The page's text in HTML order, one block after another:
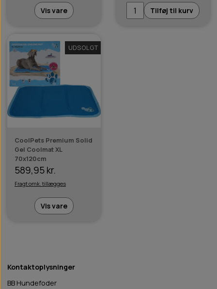
Vis vare Tilføj til kurv
UDSOLGT
CoolPets Premium Solid
Gel Coolmat XL
70x120cm
589,95 kr.
Fragt omk. tillægges
Vis vare
Kontaktoplysninger
BB Hundefoder